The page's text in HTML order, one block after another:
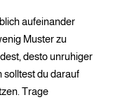
aufeinander
Muster zu
desto unruhiger
solltest du darauf
Trage